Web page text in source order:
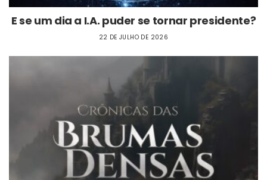
E se um dia a I.A. puder se tornar presidente?
22 DE JULHO DE 2026